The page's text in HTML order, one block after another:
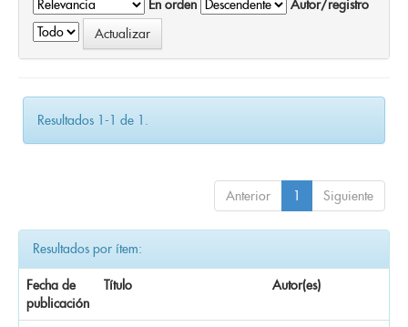
En orden
Autor/registro
Resultados 1-1 de 1.
Anterior 1 Siguiente
Resultados por ítem:
Fecha de
publicación
Título Autor(es)